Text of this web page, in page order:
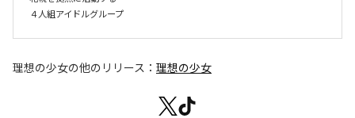
４人組アイドルグループ
理想の少女の他のリリース： 理想の少女